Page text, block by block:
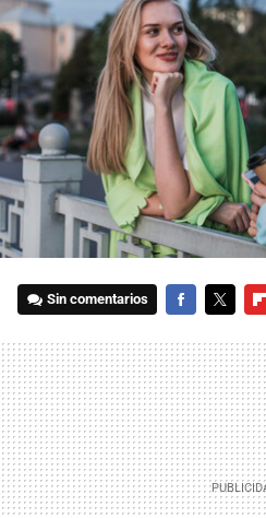
Sin comentarios